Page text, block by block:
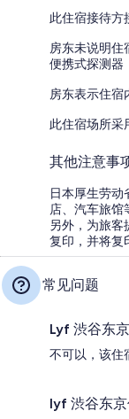
此住宿接待方
房东未说明
便携式探测器
房东表示住宿
此住宿场所采
其他注意事
日本厚生劳
店、汽车旅馆
另外，为旅
复印，并将复
常见问题
Lyf 渋谷东
不可以，该住
lyf 渋谷东京